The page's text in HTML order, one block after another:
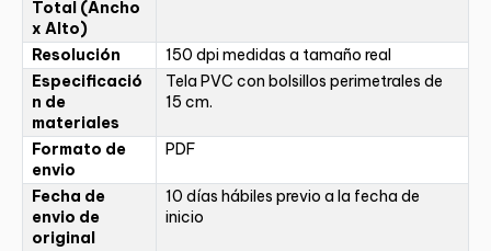
Total (Ancho
x Alto)
Resolución
150 dpi medidas a tamaño real
Especificació
n de
materiales
Tela PVC con bolsillos perimetrales de
15 cm.
Formato de
envio
PDF
Fecha de
envio de
original
10 días hábiles previo a la fecha de
inicio